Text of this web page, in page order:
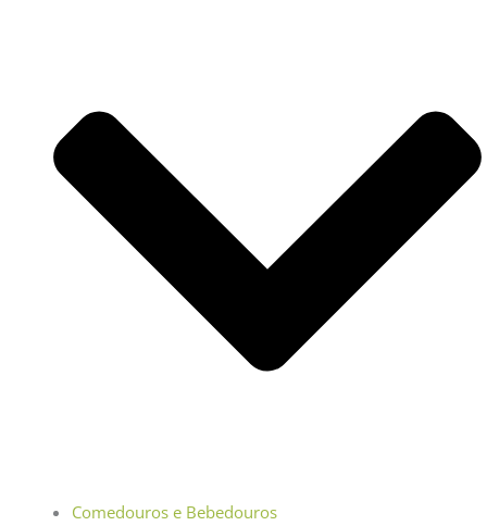
Comedouros e Bebedouros